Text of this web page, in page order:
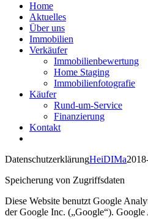
Home
Aktuelles
Über uns
Immobilien
Verkäufer
Immobilienbewertung
Home Staging
Immobilienfotografie
Käufer
Rund-um-Service
Finanzierung
Kontakt
DatenschutzerklärungHeiDIMa
Speicherung von Zugriffsdaten
Diese Website benutzt Google
der Google Inc. („Google“).